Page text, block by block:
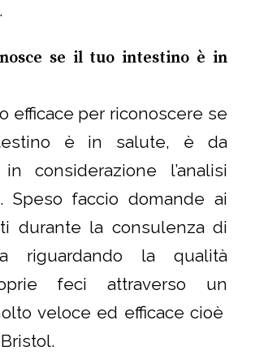
se il tuo intestino è in
efficace per riconoscere se
è in salute, è da
considerazione l’analisi
Speso faccio domande ai
durante la consulenza di
riguardando la qualità
feci attraverso un
veloce ed efficace cioè